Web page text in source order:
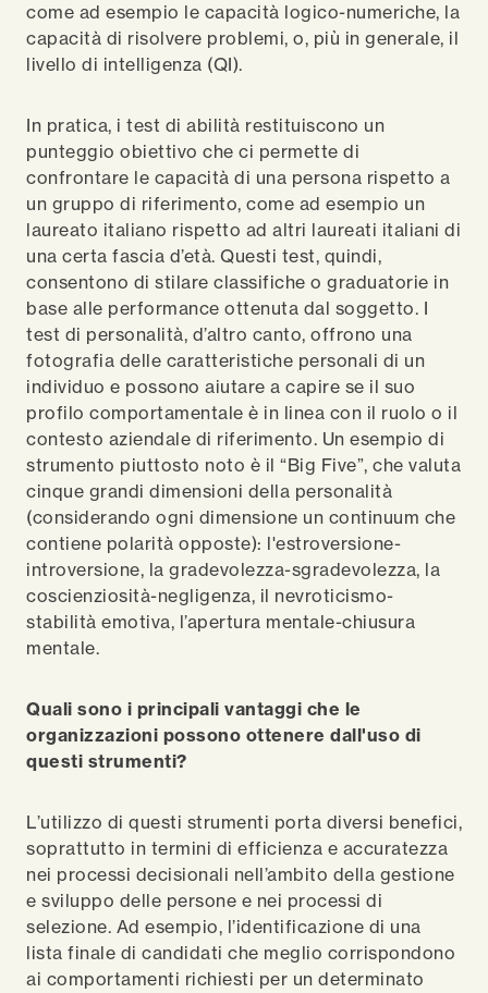
come ad esempio le capacità logico-numeriche, la
capacità di risolvere problemi, o, più in generale, il
livello di intelligenza (QI).
In pratica, i test di abilità restituiscono un
punteggio obiettivo che ci permette di
confrontare le capacità di una persona rispetto a
un gruppo di riferimento, come ad esempio un
laureato italiano rispetto ad altri laureati italiani di
una certa fascia d’età. Questi test, quindi,
consentono di stilare classifiche o graduatorie in
base alle performance ottenuta dal soggetto. I
test di personalità, d’altro canto, offrono una
fotografia delle caratteristiche personali di un
individuo e possono aiutare a capire se il suo
profilo comportamentale è in linea con il ruolo o il
contesto aziendale di riferimento. Un esempio di
strumento piuttosto noto è il “Big Five”, che valuta
cinque grandi dimensioni della personalità
(considerando ogni dimensione un continuum che
contiene polarità opposte): l'estroversione-
introversione, la gradevolezza-sgradevolezza, la
coscienziosità-negligenza, il nevroticismo-
stabilità emotiva, l’apertura mentale-chiusura
mentale.
Quali sono i principali vantaggi che le
organizzazioni possono ottenere dall'uso di
questi strumenti?
L’utilizzo di questi strumenti porta diversi benefici,
soprattutto in termini di efficienza e accuratezza
nei processi decisionali nell’ambito della gestione
e sviluppo delle persone e nei processi di
selezione. Ad esempio, l’identificazione di una
lista finale di candidati che meglio corrispondono
ai comportamenti richiesti per un determinato